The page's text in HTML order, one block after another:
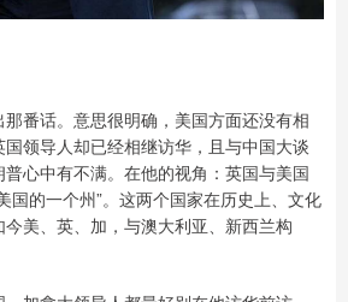
番话。意思很明确，美国方面还没有相
领导人却已经相继访华，且与中国大谈
心中有不满。在他的视角：英国与美国
国的一个州”。这两个国家在历史上、文化
美、英、加，与澳大利亚、新西兰构